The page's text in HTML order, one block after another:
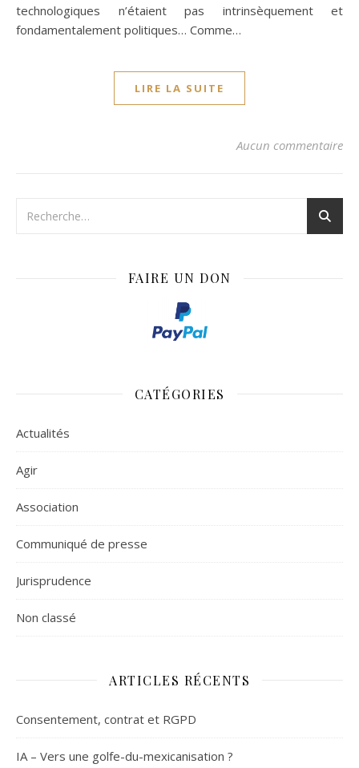
technologiques n’étaient pas intrinsèquement et
fondamentalement politiques… Comme…
LIRE LA SUITE
Aucun commentaire
FAIRE UN DON
CATÉGORIES
Actualités
Agir
Association
Communiqué de presse
Jurisprudence
Non classé
ARTICLES RÉCENTS
Consentement, contrat et RGPD
IA – Vers une golfe-du-mexicanisation ?